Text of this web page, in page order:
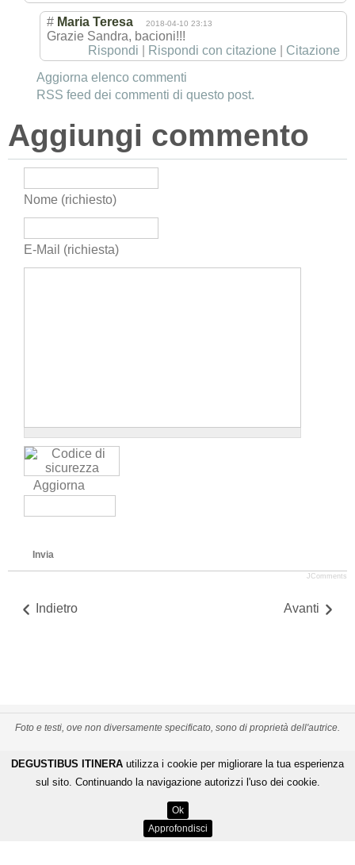
# Maria Teresa 2018-04-10 23:13
Grazie Sandra, bacioni!!!
Rispondi
Rispondi con citazione
Citazione
Aggiorna elenco commenti
RSS feed dei commenti di questo post.
Aggiungi commento
Nome (richiesto)
E-Mail (richiesta)
Aggiorna
Invia
JComments
Indietro Avanti
Foto e testi, ove non diversamente specificato, sono di proprietà dell'autrice.
PRIVACY POLICY-CREDITS -MAPPA DEL SITO
De Gustibus Itinera - Copyright © All Rights Reserved
ENGINEERING BY
DEGUSTIBUS ITINERA utilizza i cookie per migliorare la tua esperienza
sul sito. Continuando la navigazione autorizzi l'uso dei cookie.
Ok
Approfondisci